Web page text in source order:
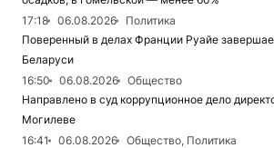
17:18
06.08.2026
Политика
Поверенный в делах Франции Руайе
Беларуси
16:50
06.08.2026
Общество
Направлено в суд коррупционное дело
Могилеве
16:41
06.08.2026
Общество, Политика